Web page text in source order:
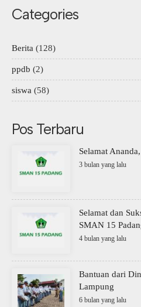
Categories
Berita (128)
ppdb (2)
siswa (58)
Pos Terbaru
Selamat
3 bulan yang lalu
Selamat dan
SMAN 15
4 bulan yang lalu
Bantuan dari
Lampung
6 bulan yang lalu